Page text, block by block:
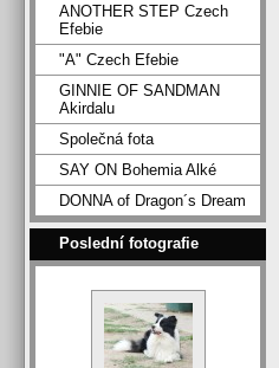
ANOTHER STEP Czech
Efebie
"A" Czech Efebie
GINNIE OF SANDMAN
Akirdalu
Společná fota
SAY ON Bohemia Alké
DONNA of Dragon´s Dream
Poslední fotografie